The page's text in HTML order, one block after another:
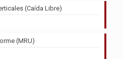
(Caída Libre)
(MRU)